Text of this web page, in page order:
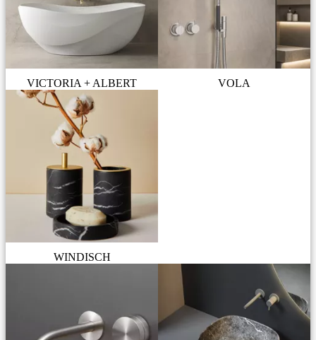
VICTORIA + ALBERT VOLA
WINDISCH